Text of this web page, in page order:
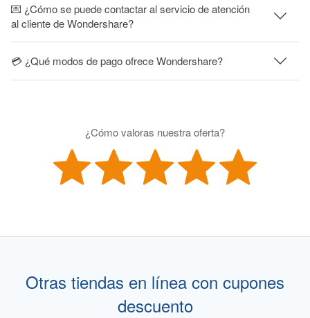
💌 ¿Cómo se puede contactar al servicio de atención
al cliente de Wondershare?
💳 ¿Qué modos de pago ofrece Wondershare?
¿Cómo valoras nuestra oferta?
Otras tiendas en línea con cupones
descuento